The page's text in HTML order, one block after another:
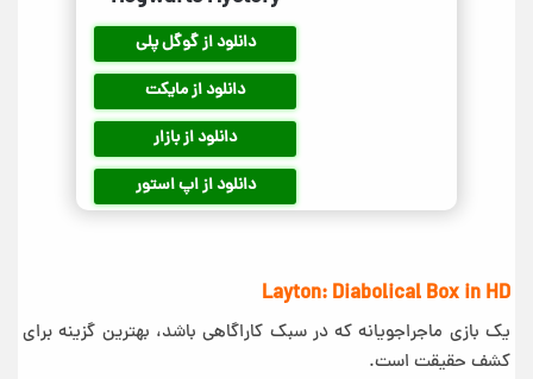
دانلود از گوگل پلی
دانلود از مایکت
دانلود از بازار
دانلود از اپ استور
Layton: Diabolical Box in HD
یک بازی ماجراجویانه که در سبک کاراگاهی باشد، بهترین گزینه برای
کشف حقیقت است.